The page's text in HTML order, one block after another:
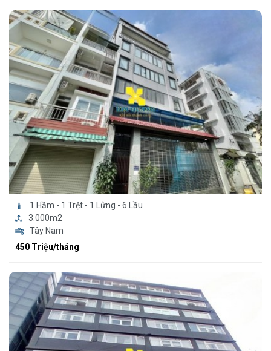
1 Hầm - 1 Trệt - 1 Lửng - 6 Lầu
3.000m2
Tây Nam
450 Triệu/tháng